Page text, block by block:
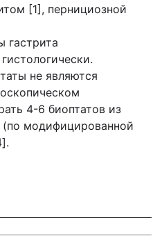
[1], пернициозной
гастрита
не являются
4-6 биоптатов из
(по модифицированной